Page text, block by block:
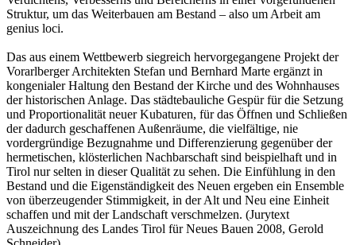
Struktur, um das Weiterbauen am Bestand – also um Arbeit am
genius loci.
Das aus einem Wettbewerb siegreich hervorgegangene Projekt der
Vorarlberger Architekten Stefan und Bernhard Marte ergänzt in
kongenialer Haltung den Bestand der Kirche und des Wohnhauses
der historischen Anlage. Das städtebauliche Gespür für die Setzung
und Proportionalität neuer Kubaturen, für das Öffnen und Schließen
der dadurch geschaffenen Außenräume, die vielfältige, nie
vordergründige Bezugnahme und Differenzierung gegenüber der
hermetischen, klösterlichen Nachbarschaft sind beispielhaft und in
Tirol nur selten in dieser Qualität zu sehen. Die Einfühlung in den
Bestand und die Eigenständigkeit des Neuen ergeben ein Ensemble
von überzeugender Stimmigkeit, in der Alt und Neu eine Einheit
schaffen und mit der Landschaft verschmelzen. (Jurytext
Auszeichnung des Landes Tirol für Neues Bauen 2008, Gerold